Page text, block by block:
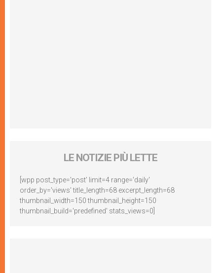
LE NOTIZIE PIÙ LETTE
[wpp post_type='post' limit=4 range='daily'
order_by='views' title_length=68 excerpt_length=68
thumbnail_width=150 thumbnail_height=150
thumbnail_build='predefined' stats_views=0]